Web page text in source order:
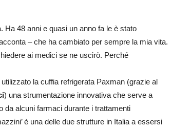
Ha 48 anni e quasi un anno fa le è stato
– che ha cambiato per sempre la mia vita.
ai medici se ne uscirò. Perché
la cuffia refrigerata Paxman (grazie al
) una strumentazione innovativa che serve a
da alcuni farmaci durante i trattamenti
è una delle due strutture in Italia a essersi